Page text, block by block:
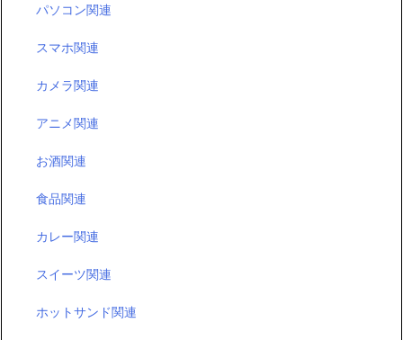
パソコン関連
スマホ関連
カメラ関連
アニメ関連
お酒関連
食品関連
カレー関連
スイーツ関連
ホットサンド関連